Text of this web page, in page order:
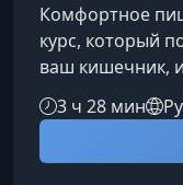
Комфортное
курс, который
ваш кишечник,
Узнайте
дискомфорта и
помощью
3 ч 28 мин